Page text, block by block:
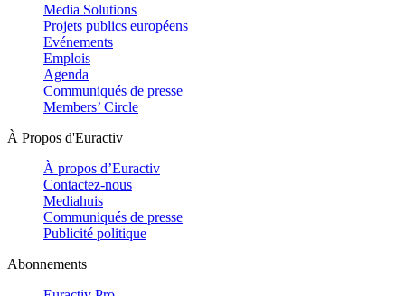
Media Solutions
Projets publics européens
Evénements
Emplois
Agenda
Communiqués de presse
Members’ Circle
À Propos d'Euractiv
À propos d’Euractiv
Contactez-nous
Mediahuis
Communiqués de presse
Publicité politique
Abonnements